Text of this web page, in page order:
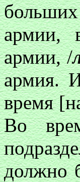
армии,
армии, /
армия.
время
Во
должно